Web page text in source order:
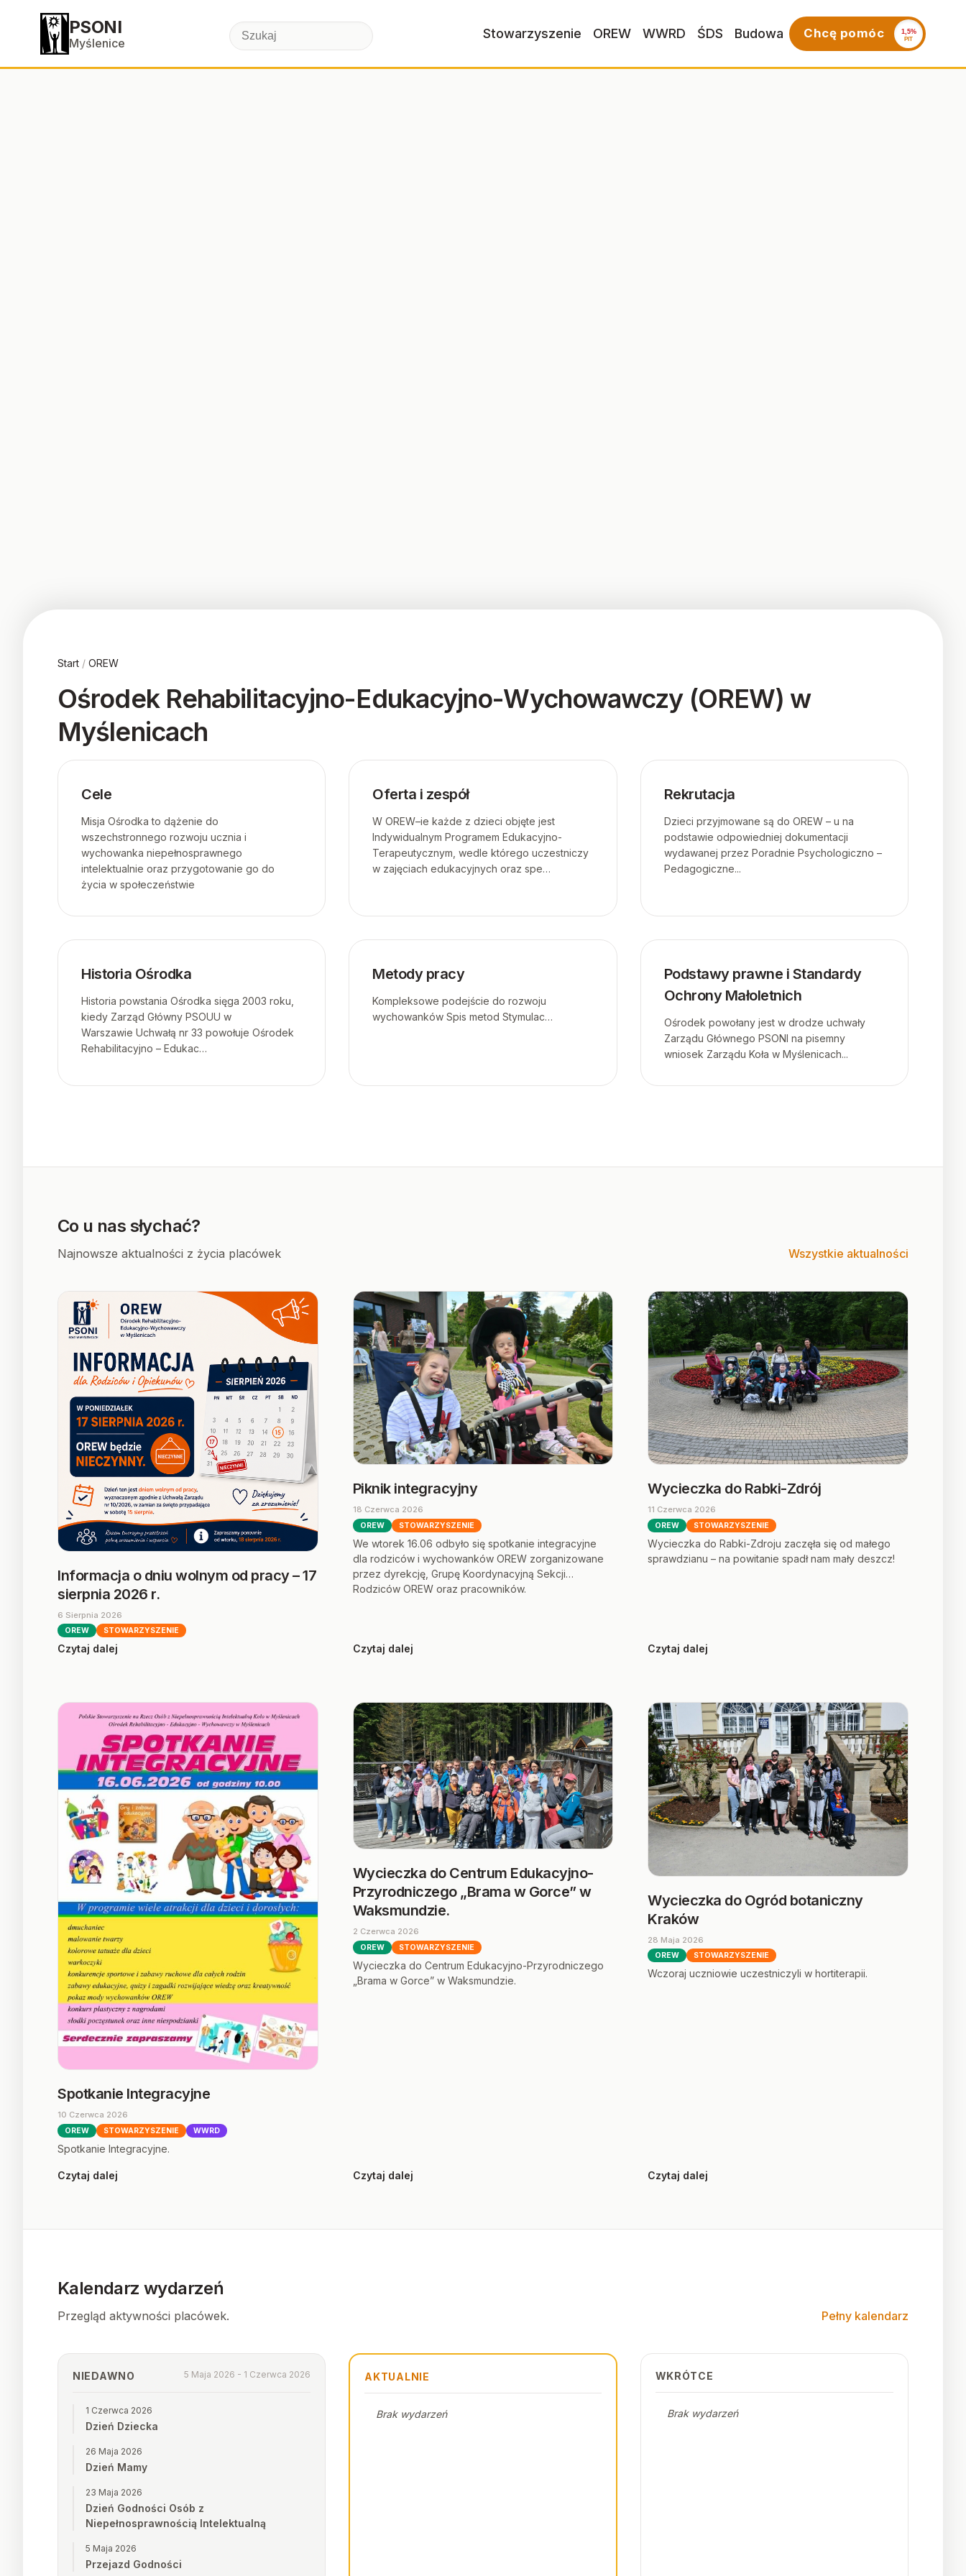
PSONI
Myślenice
Chcę pomóc 1,5%
PIT
Stowarzyszenie OREW WWRD ŚDS Budowa
Start / OREW
Ośrodek Rehabilitacyjno-Edukacyjno-Wychowawczy (OREW) w
Myślenicach
Cele
Misja Ośrodka to dążenie do
wszechstronnego rozwoju ucznia i
wychowanka niepełnosprawnego
intelektualnie oraz przygotowanie go do
życia w społeczeństwie
Oferta i zespół
W OREW–ie każde z dzieci objęte jest
Indywidualnym Programem Edukacyjno-
Terapeutycznym, wedle którego uczestniczy
w zajęciach edukacyjnych oraz spe…
Rekrutacja
Dzieci przyjmowane są do OREW – u na
podstawie odpowiedniej dokumentacji
wydawanej przez Poradnie Psychologiczno –
Pedagogiczne...
Historia Ośrodka
Historia powstania Ośrodka sięga 2003 roku,
kiedy Zarząd Główny PSOUU w
Warszawie Uchwałą nr 33 powołuje Ośrodek
Rehabilitacyjno – Edukac…
Metody pracy
Kompleksowe podejście do rozwoju
wychowanków Spis metod Stymulac…
Podstawy prawne i Standardy
Ochrony Małoletnich
Ośrodek powołany jest w drodze uchwały
Zarządu Głównego PSONI na pisemny
wniosek Zarządu Koła w Myślenicach...
Co u nas słychać?
Najnowsze aktualności z życia placówek Wszystkie aktualności
Informacja o dniu wolnym od pracy – 17
sierpnia 2026 r.
6 Sierpnia 2026
OREW STOWARZYSZENIE
Czytaj dalej
Piknik integracyjny
18 Czerwca 2026
OREW STOWARZYSZENIE
We wtorek 16.06 odbyło się spotkanie integracyjne
dla rodziców i wychowanków OREW zorganizowane
przez dyrekcję, Grupę Koordynacyjną Sekcji
Rodziców OREW oraz pracowników.
Czytaj dalej
Wycieczka do Rabki-Zdrój
11 Czerwca 2026
OREW STOWARZYSZENIE
​Wycieczka do Rabki-Zdroju zaczęła się od małego
sprawdzianu – na powitanie spadł nam mały deszcz!
Czytaj dalej
Spotkanie Integracyjne
10 Czerwca 2026
OREW STOWARZYSZENIE WWRD
Spotkanie Integracyjne.
Czytaj dalej
Wycieczka do Centrum Edukacyjno-
Przyrodniczego „Brama w Gorce” w
Waksmundzie.
2 Czerwca 2026
OREW STOWARZYSZENIE
Wycieczka do Centrum Edukacyjno-Przyrodniczego
„Brama w Gorce” w Waksmundzie.
Czytaj dalej
Wycieczka do Ogród botaniczny
Kraków
28 Maja 2026
OREW STOWARZYSZENIE
Wczoraj uczniowie uczestniczyli w hortiterapii.
Czytaj dalej
Kalendarz wydarzeń
Przegląd aktywności placówek. Pełny kalendarz
NIEDAWNO 5 Maja 2026 - 1 Czerwca 2026
1 Czerwca 2026
Dzień Dziecka
26 Maja 2026
Dzień Mamy
23 Maja 2026
Dzień Godności Osób z
Niepełnosprawnością Intelektualną
5 Maja 2026
Przejazd Godności
AKTUALNIE
Brak wydarzeń
WKRÓTCE
Brak wydarzeń